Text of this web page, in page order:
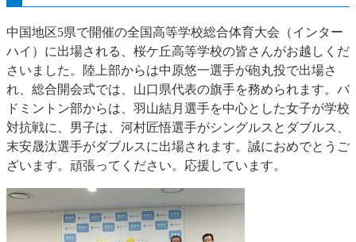
中国地区5県で開催の全国高等学校総合体育大会（インター
ハイ）に出場される、桜ケ丘高等学校の皆さんがお越しくだ
さいました。陸上部からは中原悠一選手が砲丸投で出場さ
れ、総合開会式では、山口県代表の旗手を務められます。バ
ドミントン部からは、羽山結月選手を中心とした女子が学校
対抗戦に、男子は、河村匠悟選手がシングルスとダブルス、
末安晟汰選手がダブルスに出場されます。誠におめでとうご
ざいます。頑張ってください。応援しています。